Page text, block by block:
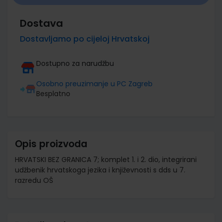
Dostava
Dostavljamo po cijeloj Hrvatskoj
Dostupno za narudžbu
Osobno preuzimanje u PC Zagreb
Besplatno
Opis proizvoda
HRVATSKI BEZ GRANICA 7; komplet 1. i 2. dio, integrirani
udžbenik hrvatskoga jezika i književnosti s dds u 7.
razredu OŠ